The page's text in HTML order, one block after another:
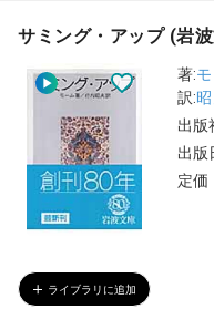
サミング・アップ (岩
ライブラリに追加
著:
訳:
出版
出版
定価